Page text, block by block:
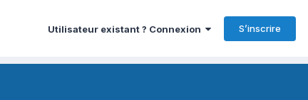
Utilisateur existant ? Connexion S’inscrire